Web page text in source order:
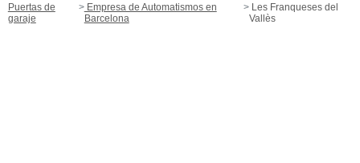
Puertas de
garaje
Empresa de Automatismos en
Barcelona
Les Franqueses del
Vallès